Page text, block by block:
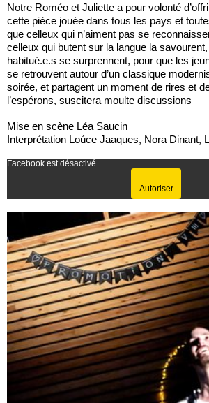
Notre Roméo et Juliette a pour volonté
cette pièce jouée dans tous les pays et
que celleux qui n’aiment pas se
celleux qui butent sur la langue la
habitué.e.s se surprennent, pour que les
se retrouvent autour d’un classique
soirée, et partagent un moment de rires et
l’espérons, suscitera moulte discussions
Mise en scène Léa Saucin
Interprétation Loúce Jaaques, Nora Dinant,
Facebook est désactivé.
Autoriser